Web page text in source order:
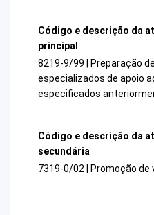
Código e descrição da
principal
8219-9/99 | Preparação
especializados de apoio
especificados
Código e descrição da
secundária
7319-0/02 | Promoção de